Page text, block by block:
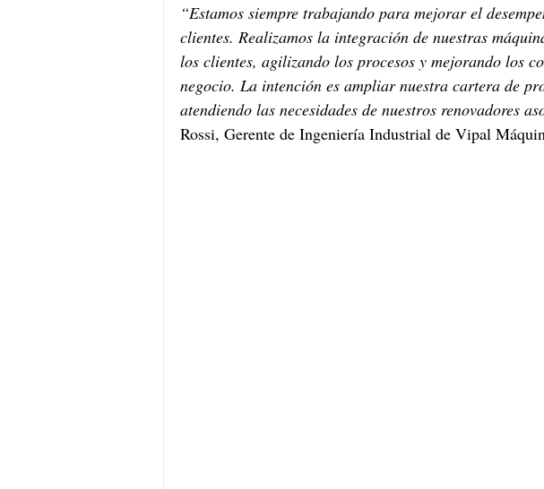
“Estamos siempre trabajando para mejorar el
clientes. Realizamos la integración de nuestras
los clientes, agilizando los procesos y mejorando los
negocio. La intención es ampliar nuestra cartera de
atendiendo las necesidades de nuestros renovadores
Rossi, Gerente de Ingeniería Industrial de Vipal